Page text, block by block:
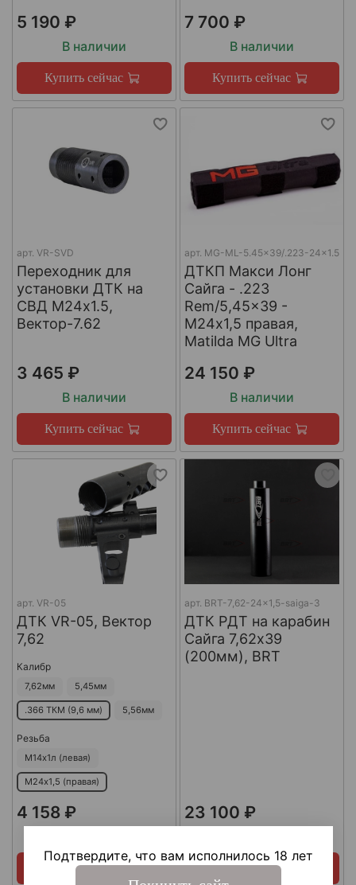
5 190 ₽
В наличии
Купить сейчас
7 700 ₽
В наличии
Купить сейчас
арт. VR-SVD
Переходник для
установки ДТК на
СВД М24х1.5,
Вектор-7.62
3 465 ₽
В наличии
Купить сейчас
арт. MG-ML-5.45x39/.223-24x1.5
ДТКП Макси Лонг
Сайга - .223
Rem/5,45x39 -
М24x1,5 правая,
Matilda MG Ultra
24 150 ₽
В наличии
Купить сейчас
арт. VR-05
ДТК VR-05, Вектор
7,62
Калибр
7,62мм 5,45мм
.366 ТКМ (9,6 мм) 5,56мм
Резьба
М14х1л (левая)
М24х1,5 (правая)
4 158 ₽
Купить сейчас
арт. BRT-7,62-24x1,5-saiga-3
ДТК РДТ на карабин
Сайга 7,62х39
(200мм), BRT
23 100 ₽
Купить сейчас
Подтвердите, что вам исполнилось 18 лет